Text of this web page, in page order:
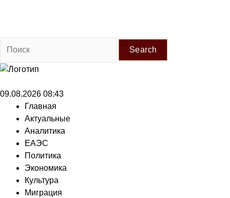
Search
09.08.2026 08:43
Главная
Актуальные
Аналитика
ЕАЭС
Политика
Экономика
Культура
Миграция